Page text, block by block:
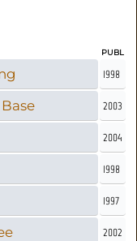
PUBL
1998
2003
2004
1998
1997
2002